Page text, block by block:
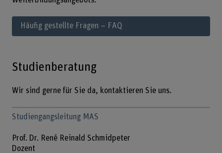
Häufig gestellte Fragen – FAQ
Studienberatung
Wir sind gerne für Sie da, kontaktieren Sie uns.
Studiengangsleitung MAS
Prof. Dr. René Reinald Schmidpeter
Dozent